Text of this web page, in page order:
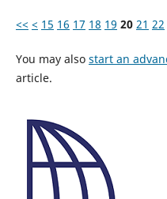
<< < 15 16 17 18 19 20 21 22
You may also start an
article.